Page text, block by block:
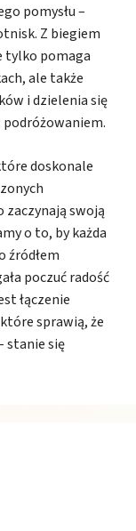
pomysłu –
Z biegiem
tylko pomaga
ale także
i dzielenia się
doskonale
swoją
o to, by każda
źródłem
poczuć radość
łączenie
sprawią, że
stanie się